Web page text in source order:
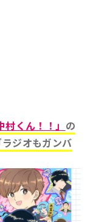
くん！！」 の
ジオもガンバ